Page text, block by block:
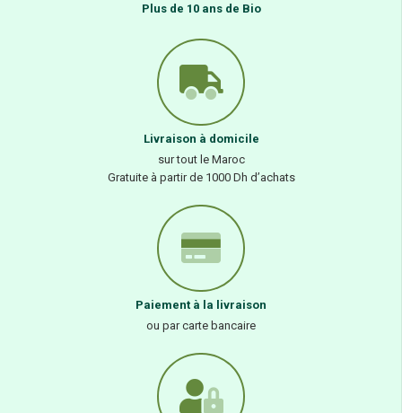
Plus de 10 ans de Bio
Livraison à domicile
sur tout le Maroc
Gratuite à partir de 1000 Dh d’achats
Paiement à la livraison
ou par carte bancaire